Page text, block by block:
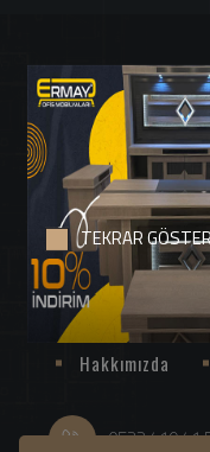
TEKRAR
ERMAY MOBİLYA
Profesyonel Hizmet
Hakkımızda
0532 419 41